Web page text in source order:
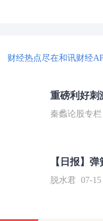
财经热点尽在和讯财经
重磅利好刺
秦蠡论股专
【日报】
脱水君 07-